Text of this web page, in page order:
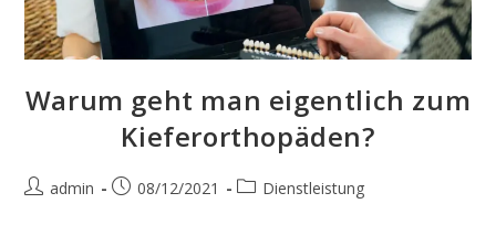
Warum geht man eigentlich zum
Kieferorthopäden?
Beitrags-
admin
Beitrag08/12/2021
Beitrags-
Dienstleistung